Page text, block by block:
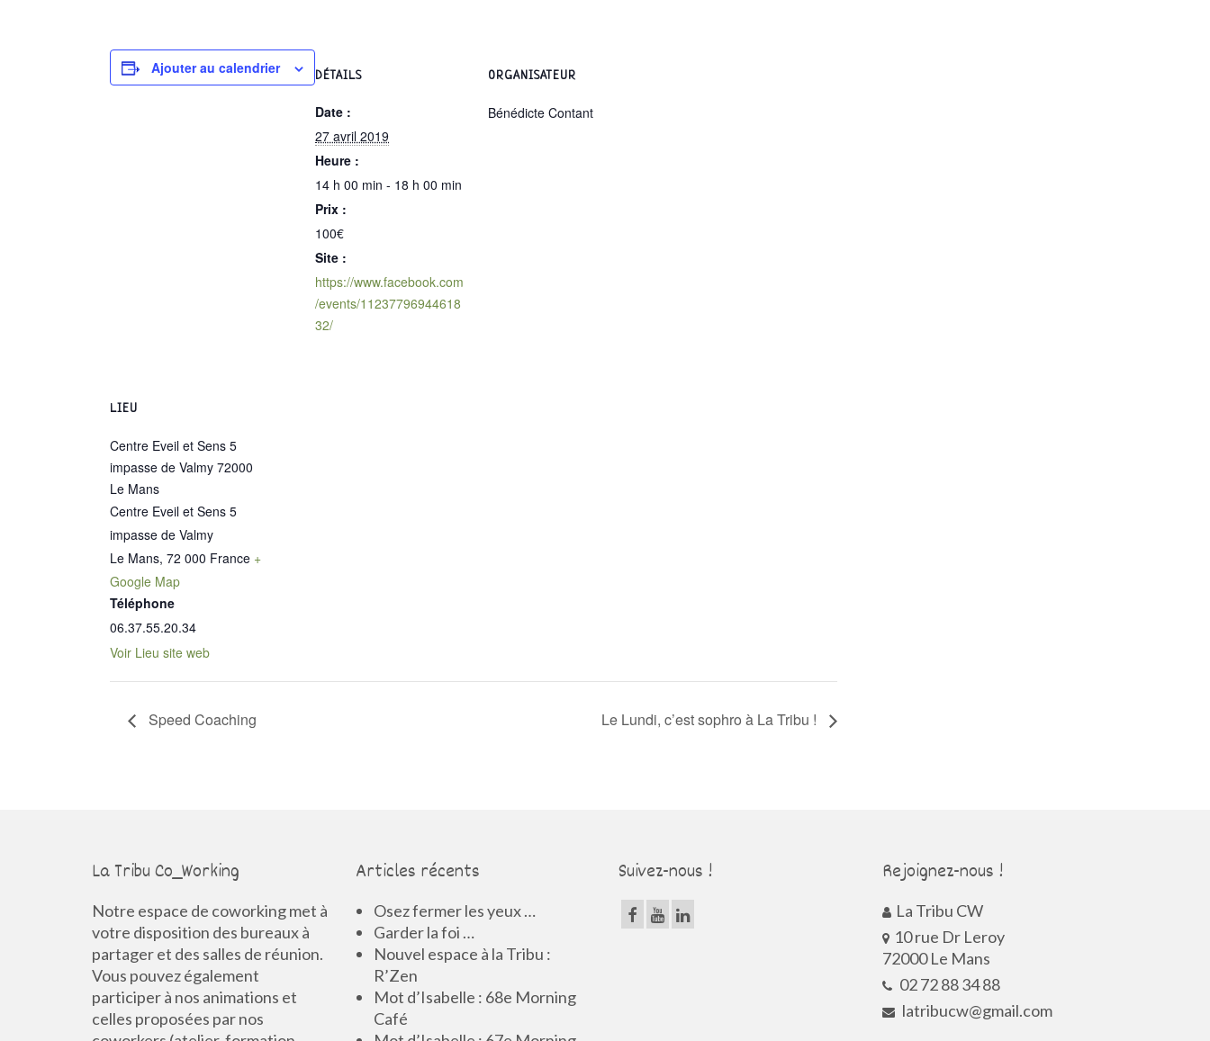
Ajouter au calendrier DÉTAILS
Date :
27 avril 2019
Heure :
14 h 00 min - 18 h 00 min
Prix :
100€
Site :
https://www.facebook.com
/events/11237796944618
32/
ORGANISATEUR
Bénédicte Contant
LIEU
Centre Eveil et Sens 5
impasse de Valmy 72000
Le Mans
Centre Eveil et Sens 5
impasse de Valmy
Le Mans, 72 000 France +
Google Map
Téléphone
06.37.55.20.34
Voir Lieu site web
Speed Coaching Le Lundi, c’est sophro à La Tribu !
La Tribu Co_Working
Notre espace de coworking met à
votre disposition des bureaux à
partager et des salles de réunion.
Vous pouvez également
participer à nos animations et
celles proposées par nos
Articles récents
Osez fermer les yeux …
Garder la foi …
Nouvel espace à la Tribu :
R’Zen
Mot d’Isabelle : 68e Morning
Café
Suivez-nous ! Rejoignez-nous !
La Tribu CW
10 rue Dr Leroy
72000 Le Mans
02 72 88 34 88
latribucw@gmail.com